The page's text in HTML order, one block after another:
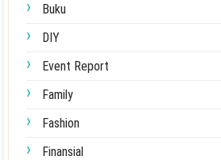
Buku
DIY
Event Report
Family
Fashion
Finansial